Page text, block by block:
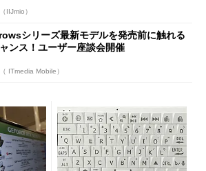
IIJmio）
シリーズ最新モデルを発売前に触れる
ンス！ユーザー座談会開催
ITmedia Mobile）